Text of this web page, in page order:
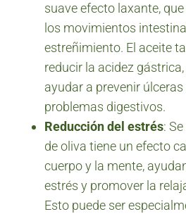
suave efecto laxante,
los movimientos
estreñimiento. El aceite
reducir la acidez
ayudar a prevenir
problemas digestivos.
Reducción del estrés:
de oliva tiene un efecto
cuerpo y la mente,
estrés y promover la
Esto puede ser